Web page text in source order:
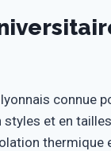
et en